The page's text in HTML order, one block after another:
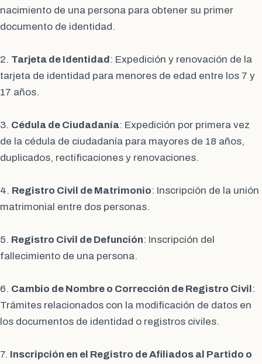
nacimiento de una persona para obtener su primer
documento de identidad.
2. Tarjeta de Identidad: Expedición y renovación de la
tarjeta de identidad para menores de edad entre los 7 y
17 años.
3. Cédula de Ciudadanía: Expedición por primera vez
de la cédula de ciudadanía para mayores de 18 años,
duplicados, rectificaciones y renovaciones.
4. Registro Civil de Matrimonio: Inscripción de la unión
matrimonial entre dos personas.
5. Registro Civil de Defunción: Inscripción del
fallecimiento de una persona.
6. Cambio de Nombre o Corrección de Registro Civil:
Trámites relacionados con la modificación de datos en
los documentos de identidad o registros civiles.
7. Inscripción en el Registro de Afiliados al Partido o